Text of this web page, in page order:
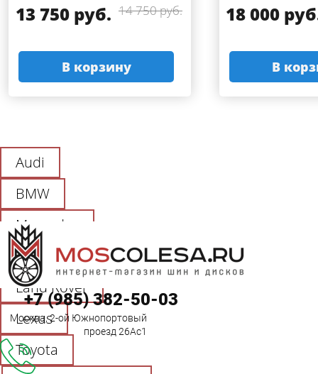
13 750 руб. 14 750 руб.
В корзину
18 000
В
Audi
BMW
Mercedes
Porsche
Land Rover
Lexus
Toyota
+7 (985) 382-50-03
Москва, 2-ой Южнопортовый
проезд 26Аc1